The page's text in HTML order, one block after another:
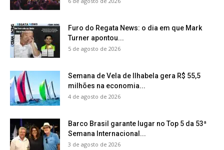
Furo do Regata News: o dia em que Mark
Turner apontou...
5 de agosto de 2026
Semana de Vela de Ilhabela gera R$ 55,5
milhões na economia...
4 de agosto de 2026
Barco Brasil garante lugar no Top 5 da 53ª
Semana Internacional...
3 de agosto de 2026